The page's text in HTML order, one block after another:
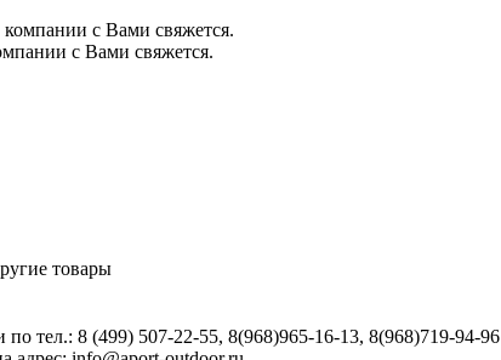
с Вами свяжется.
с Вами свяжется.
товары
тел.: 8 (499) 507-22-55, 8(968)965-16-13, 8(968)719-94-96